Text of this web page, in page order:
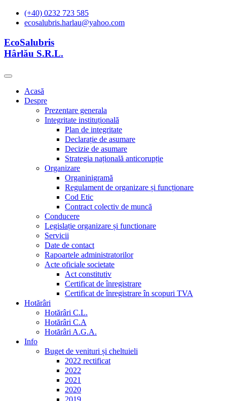
(+40) 0232 723 585
ecosalubris.harlau@yahoo.com
EcoSalubris
Hârlău S.R.L.
Acasă
Despre
Prezentare generala
Integritate instituțională
Plan de integritate
Declarație de asumare
Decizie de asumare
Strategia națională anticorupție
Organizare
Organinigramă
Regulament de organizare și funcționare
Cod Etic
Contract colectiv de muncă
Conducere
Legislație organizare și functionare
Servicii
Date de contact
Rapoartele administratorilor
Acte oficiale societate
Act constitutiv
Certificat de înregistrare
Certificat de înregistrare în scopuri TVA
Hotărâri
Hotărâri C.L.
Hotărâri C.A
Hotărâri A.G.A.
Info
Buget de venituri și cheltuieli
2022 rectificat
2022
2021
2020